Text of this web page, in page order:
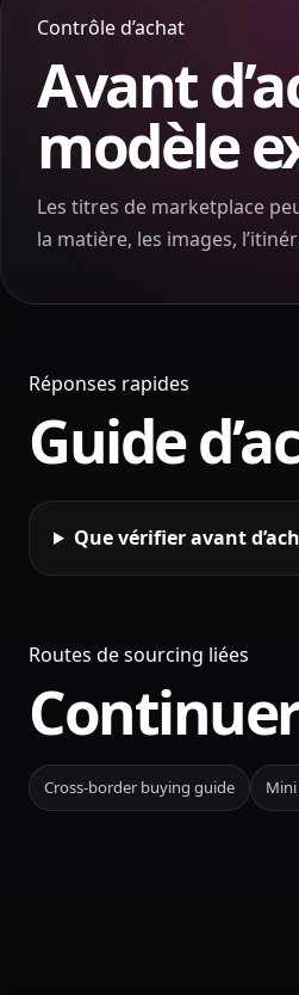
Contrôle d’achat
Avant
modèle
Les titres de marketplace
la matière, les images,
Réponses rapides
Guide
Que vérifier avant
Routes de sourcing liées
Cross-border buying guide